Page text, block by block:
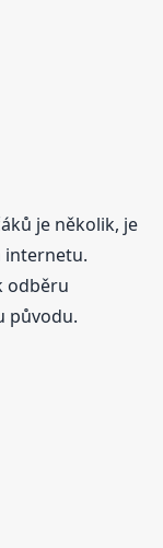
je několik, je
internetu.
odběru
původu.